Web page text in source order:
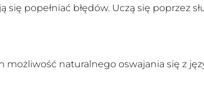
się popełniać błędów. Uczą się poprzez
możliwość naturalnego oswajania się z